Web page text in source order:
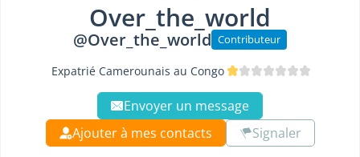
Over_the_world
@Over_the_world Contributeur
Expatrié Camerounais au Congo
Envoyer un message
Ajouter à mes contacts
Signaler